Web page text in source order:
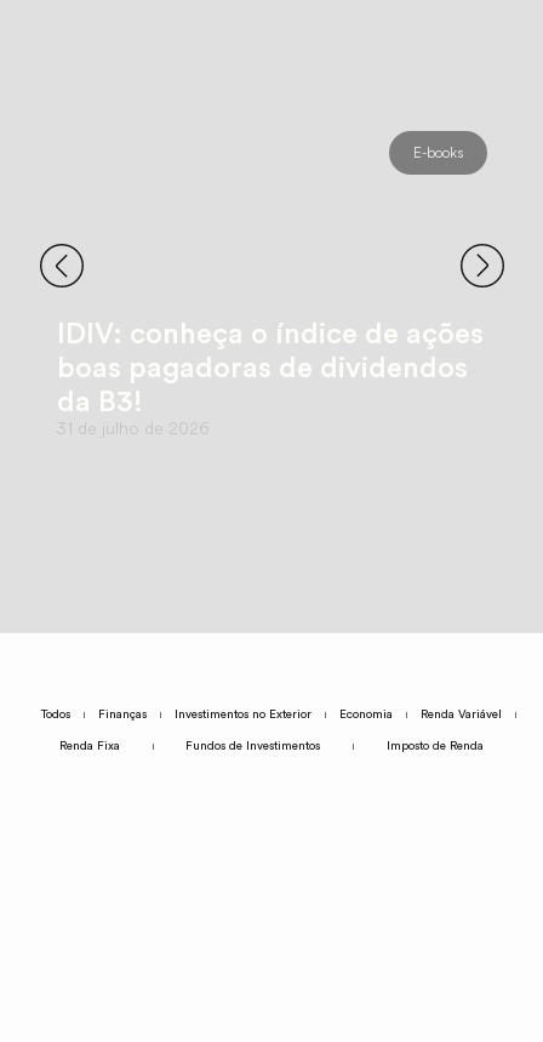
E-books
IDIV: conheça o índice de ações
boas pagadoras de dividendos
da B3!
31 de julho de 2026
Todos Finanças Investimentos no Exterior Economia Renda Variável
Renda Fixa Fundos de Investimentos Imposto de Renda